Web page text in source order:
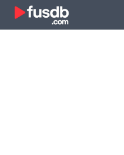
Zum Inhalt springen